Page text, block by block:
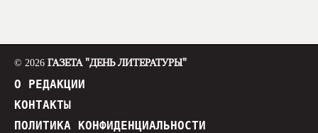
© 2026 ГАЗЕТА "ДЕНЬ ЛИТЕРАТУРЫ"
О РЕДАКЦИИ
КОНТАКТЫ
ПОЛИТИКА КОНФИДЕНЦИАЛЬНОСТИ